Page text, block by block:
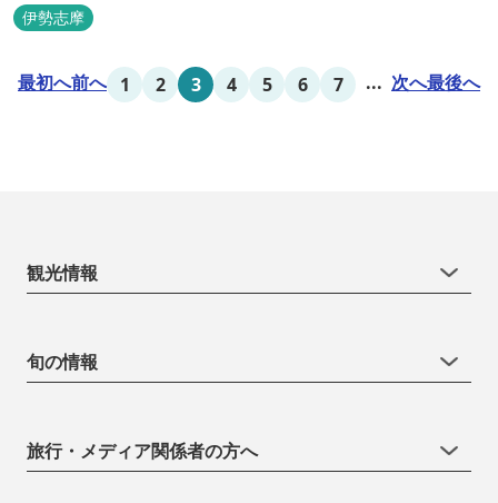
伊勢志摩
最初へ前へ 1 2 3 4 5 6 7 ... 次へ最後へ
観光情報
旬の情報
旅行・メディア関係者の方へ